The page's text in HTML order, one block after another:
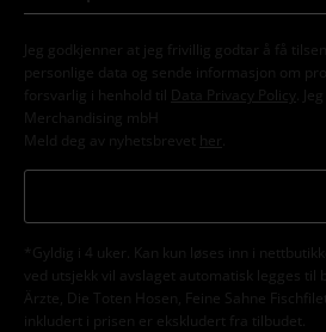
Jeg godkjenner at jeg frivillig godtar å få
personlige data og sende informasjon om
forsvarlig i henhold til
Data Privacy Policy
.
Merchandising mbH
Meld deg av nyhetsbrevet her
*Gyldig i 4 uker. Kan kun løses inn i
ved utsjekk vil avslaget automatisk legges
Ärzte, Die Toten Hosen, Feine Sahne
inkludert i prisen er ekskludert fra tilbudet.